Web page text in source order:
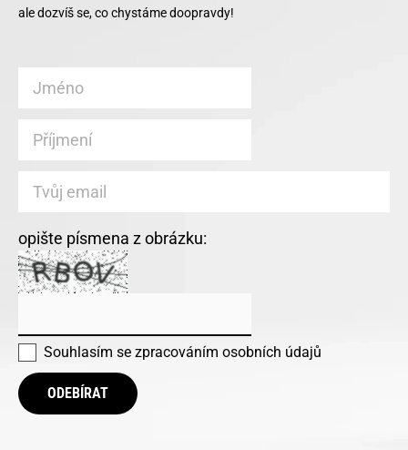
ale dozvíš se, co chystáme doopravdy!
opište písmena z obrázku:
Souhlasím se zpracováním osobních údajů
ODEBÍRAT